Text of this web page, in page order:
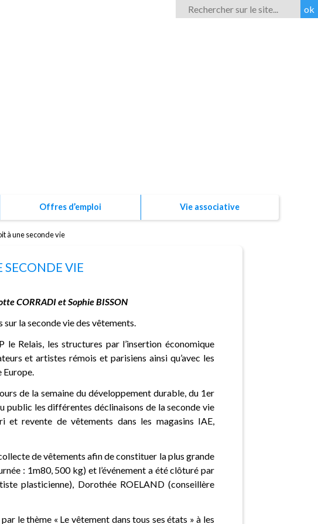
Offres d’emploi Vie associative
à une seconde vie
VIE
CORRADI et Sophie BISSON
la seconde vie des vêtements.
le Relais, les structures par l’insertion économique
et artistes rémois et parisiens ainsi qu’avec les
Europe.
de la semaine du développement durable, du 1er
public les différentes déclinaisons de la seconde vie
revente de vêtements dans les magasins IAE,
de vêtements afin de constituer la plus grande
: 1m80, 500 kg) et l’événement a été clôturé par
plasticienne), Dorothée ROELAND (conseillère
le thème « Le vêtement dans tous ses états » à les